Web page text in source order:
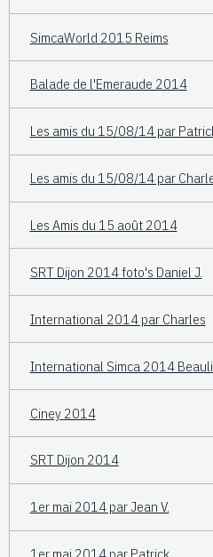
SimcaWorld 2015 Reims
Balade de l'Emeraude 2014
Les amis du 15/08/14 par
Les amis du 15/08/14 par
Les Amis du 15 août 2014
SRT Dijon 2014 foto's Daniel J.
International 2014 par Charles
International Simca 2014
Ciney 2014
SRT Dijon 2014
1er mai 2014 par Jean V.